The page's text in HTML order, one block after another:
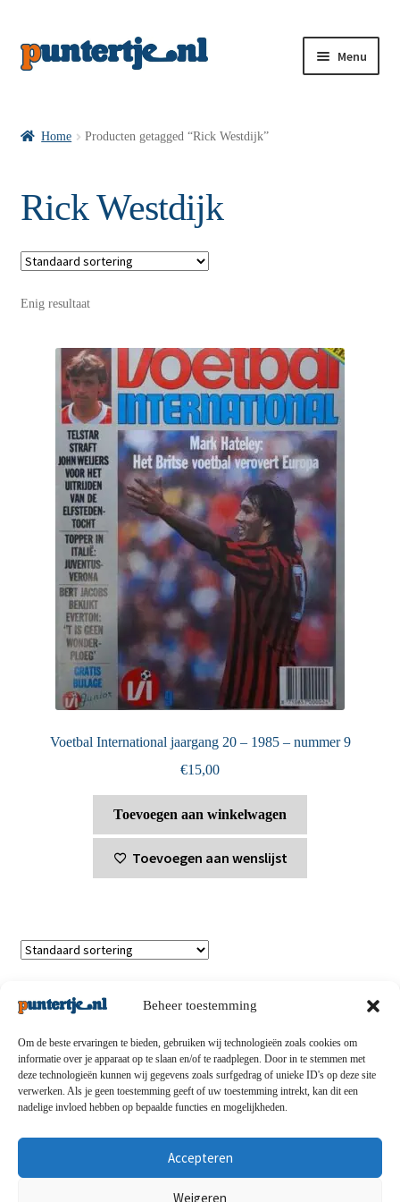
Beheer toestemming
Om de beste ervaringen te bieden, gebruiken wij technologieën zoals cookies om
informatie over je apparaat op te slaan en/of te raadplegen. Door in te stemmen met
deze technologieën kunnen wij gegevens zoals surfgedrag of unieke ID's op deze site
verwerken. Als je geen toestemming geeft of uw toestemming intrekt, kan dit een
nadelige invloed hebben op bepaalde functies en mogelijkheden.
Accepteren
Weigeren
Menu
VI’s met Posters
Wie is puntertje
Puntertjes
Contact
Home Producten getagged “Rick Westdijk”
Rick Westdijk
Enig resultaat
Voetbal International jaargang 20 – 1985 – nummer 9
€15,00
Toevoegen aan winkelwagen
Toevoegen aan wenslijst
Privacybeleid-Verzending en retouren-Algemene
voorwaarden-Disclaimert-Betaalmethoden-Over ons